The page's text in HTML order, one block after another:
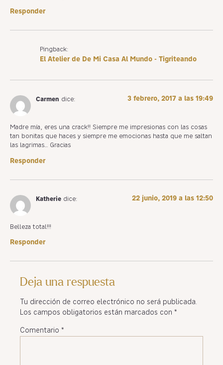
Responder
Pingback:
El Atelier de De Mi Casa Al Mundo - Tigriteando
Carmen dice: 3 febrero, 2017 a las 19:49
Madre mía, eres una crack!! Siempre me impresionas con las cosas
tan bonitas que haces y siempre me emocionas hasta que me saltan
las lagrimas… Gracias
Responder
Katherie dice: 22 junio, 2019 a las 12:50
Belleza total!!!
Responder
Deja una respuesta
Tu dirección de correo electrónico no será publicada.
Los campos obligatorios están marcados con *
Comentario *